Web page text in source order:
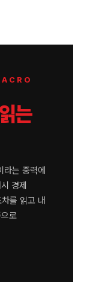
는
라는 중력에
경제
를 읽고 내
로